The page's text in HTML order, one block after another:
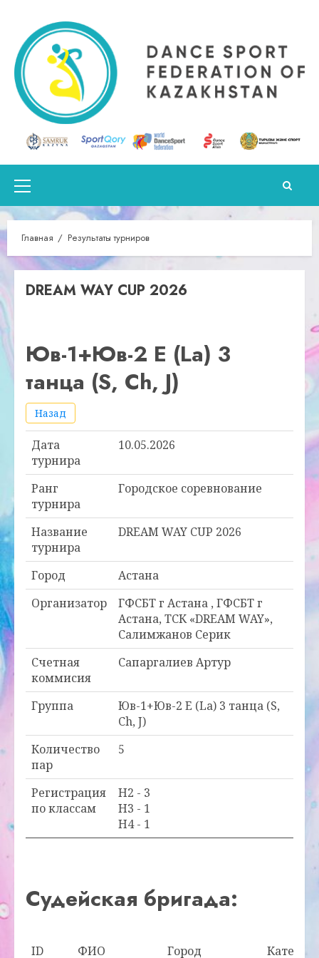
содержимому
Основное
меню
Главная Результаты турниров
DREAM WAY CUP 2026
Юв-1+Юв-2 E (La) 3
танца (S, Ch, J)
Назад
Дата
турнира
10.05.2026
Ранг
турнира
Городское соревнование
Название
турнира
DREAM WAY CUP 2026
Город
Астана
Организатор
ГФСБТ г Астана , ГФСБТ г
Астана, ТСК «DREAM WAY»,
Салимжанов Серик
Счетная
коммисия
Сапаргалиев Артур
Группа
Юв-1+Юв-2 E (La) 3 танца (S,
Ch, J)
Количество
пар
5
Регистрация
по классам
H2 - 3
H3 - 1
H4 - 1
Судейская бригада:
ID ФИО Город